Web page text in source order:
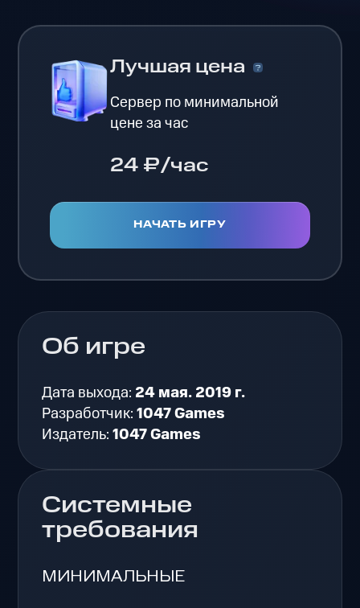
Лучшая цена
Сервер по минимальной
цене за час
24 ₽/час
НАЧАТЬ ИГРУ
Об игре
Дата выхода: 24 мая. 2019 г.
Разработчик:1047 Games
Издатель:1047 Games
Системные
требования
МИНИМАЛЬНЫЕ